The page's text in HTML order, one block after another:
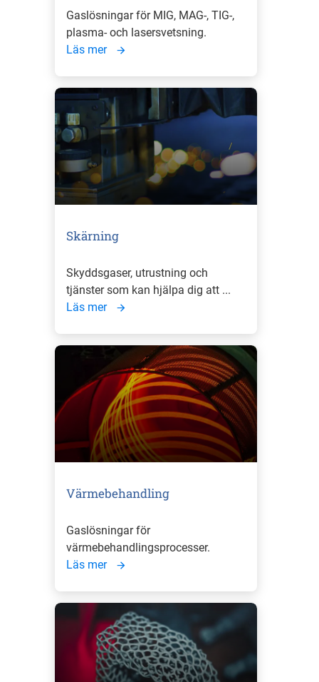
Gaslösningar för MIG, MAG-, TIG-,
plasma- och lasersvetsning.
Läs mer
Skärning
Skyddsgaser, utrustning och
tjänster som kan hjälpa dig att ...
Läs mer
Värmebehandling
Gaslösningar för
värmebehandlingsprocesser.
Läs mer